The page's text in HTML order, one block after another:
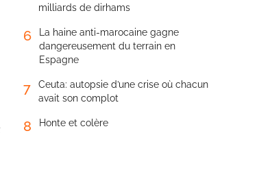
milliards de dirhams
6
La haine anti-marocaine gagne
dangereusement du terrain en
Espagne
7
Ceuta: autopsie d’une crise où chacun
avait son complot
8 Honte et colère